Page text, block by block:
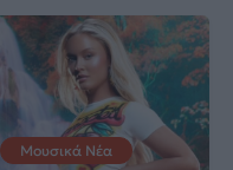
Μουσικά Νέα